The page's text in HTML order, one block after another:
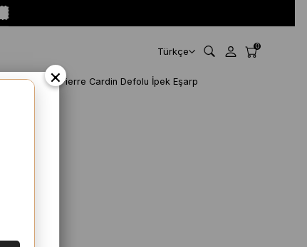
Türkçe 0
Pierre Cardin Defolu İpek Eşarp
×